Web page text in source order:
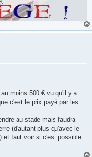
moins 500 € vu qu'il y a
c'est le prix payé par les
au stade mais faudra
(d'autant plus qu'avec le
et faut voir si c'est possible